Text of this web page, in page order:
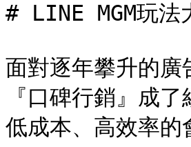
# LINE MGM玩法
面對逐年攀升的廣
『口碑行銷』成
低成本、高效率的